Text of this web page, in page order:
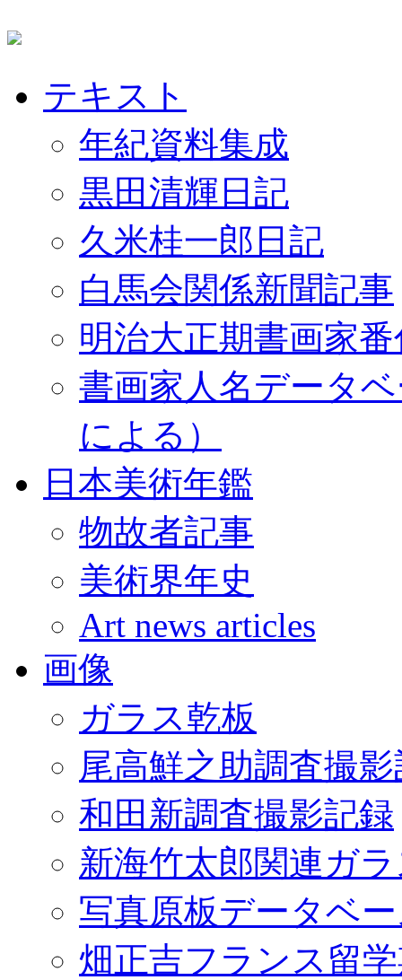
テキスト
年紀資料集成
黒田清輝日記
久米桂一郎日記
白馬会関係新聞記事
明治大正期書画家
書画家人名データ
による）
日本美術年鑑
物故者記事
美術界年史
Art news articles
画像
ガラス乾板
尾高鮮之助調査撮
和田新調査撮影記録
新海竹太郎関連ガ
写真原板データベ
畑正吉フランス留